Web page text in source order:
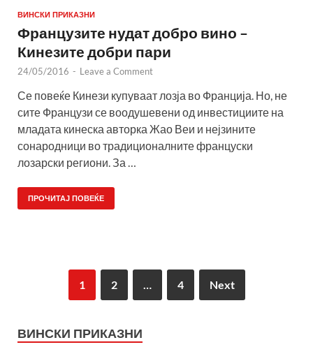
ВИНСКИ ПРИКАЗНИ
Французите нудат добро вино –
Кинезите добри пари
24/05/2016 - Leave a Comment
Се повеќе Кинези купуваат лозја во Франција. Но, не
сите Французи се воодушевени од инвестициите на
младата кинеска авторка Жао Веи и нејзините
сонародници во традиционалните француски
лозарски региони. За …
ПРОЧИТАЈ ПОВЕЌЕ
1 2 4 Next
ВИНСКИ ПРИКАЗНИ